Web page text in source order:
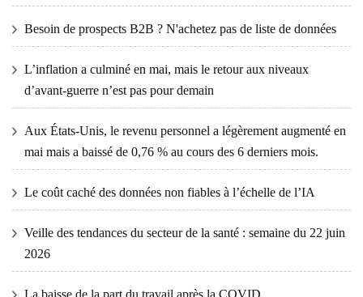
Besoin de prospects B2B ? N'achetez pas de liste de données
L’inflation a culminé en mai, mais le retour aux niveaux
d’avant-guerre n’est pas pour demain
Aux États-Unis, le revenu personnel a légèrement augmenté en
mai mais a baissé de 0,76 % au cours des 6 derniers mois.
Le coût caché des données non fiables à l’échelle de l’IA
Veille des tendances du secteur de la santé : semaine du 22 juin
2026